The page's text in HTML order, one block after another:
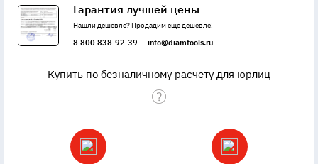
Гарантия лучшей цены
Нашли дешевле? Продадим еще дешевле!
8 800 838-92-39 info@diamtools.ru
Купить по безналичному расчету для юрлиц